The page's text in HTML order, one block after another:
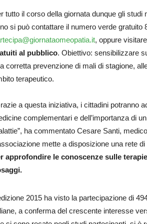
tutto il corso della giornata dunque gli
si può contattare il numero verde gratuito
, oppure
al pubblico. Obiettivo: sensibilizzare
corretta prevenzione di mali di stagione,
terapeutico.
a questa iniziativa, i cittadini potranno
complementari e dell’importanza di
ha commentato Cesare Santi,
mette a disposizione una rete
approfondire le conoscenze sulle
2015 ha visto la partecipazione di
a conferma del crescente interesse